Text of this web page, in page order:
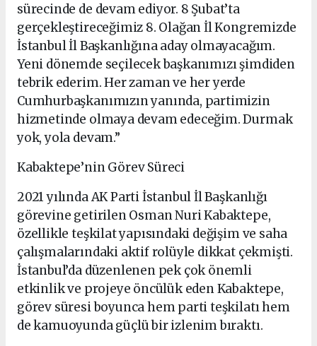
sürecinde de devam ediyor. 8 Şubat’ta
gerçekleştireceğimiz 8. Olağan İl Kongremizde
İstanbul İl Başkanlığına aday olmayacağım.
Yeni dönemde seçilecek başkanımızı şimdiden
tebrik ederim. Her zaman ve her yerde
Cumhurbaşkanımızın yanında, partimizin
hizmetinde olmaya devam edeceğim. Durmak
yok, yola devam.”
Kabaktepe’nin Görev Süreci
2021 yılında AK Parti İstanbul İl Başkanlığı
görevine getirilen Osman Nuri Kabaktepe,
özellikle teşkilat yapısındaki değişim ve saha
çalışmalarındaki aktif rolüyle dikkat çekmişti.
İstanbul’da düzenlenen pek çok önemli
etkinlik ve projeye öncülük eden Kabaktepe,
görev süresi boyunca hem parti teşkilatı hem
de kamuoyunda güçlü bir izlenim bıraktı.